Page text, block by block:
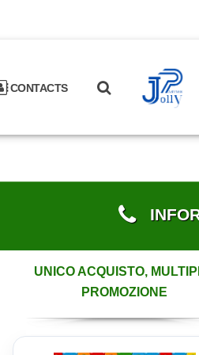
CONTACTS
UNICO ACQUISTO,
PROMOZIONE